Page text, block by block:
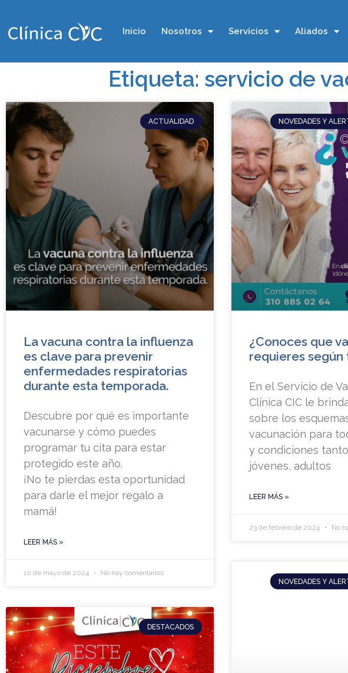
Inicio Nosotros Servicios Aliados
Etiqueta: servicio de
ACTUALIDAD
La vacuna contra la influenza
es clave para prevenir
enfermedades respiratorias
durante esta temporada.
Descubre por qué es importante
vacunarse y cómo puedes
programar tu cita para estar
protegido este año.
¡No te pierdas esta oportunidad
para darle el mejor regalo a
mamá!
LEER MÁS »
10 de mayo de 2024 No hay comentarios
NOVEDADES Y
¿Conoces que
requieres según
En el Servicio de
Clínica CIC le
sobre los
vacunación para
y condiciones
jóvenes, adultos
LEER MÁS »
23 de febrero de 2024 No
DESTACADOS
NOVEDADES Y